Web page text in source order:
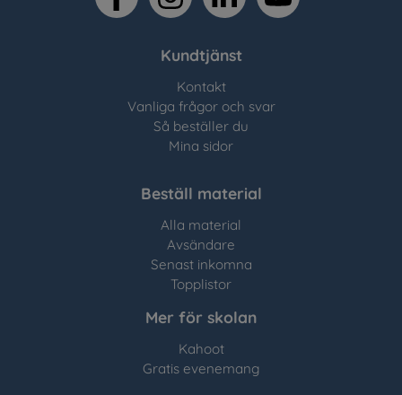
Kundtjänst
Kontakt
Vanliga frågor och svar
Så beställer du
Mina sidor
Beställ material
Alla material
Avsändare
Senast inkomna
Topplistor
Mer för skolan
Kahoot
Gratis evenemang